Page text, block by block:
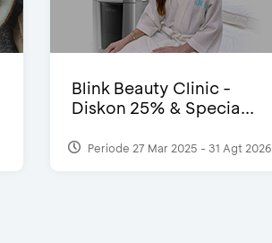
Blink Beauty Clinic -
Diskon 25% & Specia...
Periode 27 Mar 2025 - 31 Agt 2026